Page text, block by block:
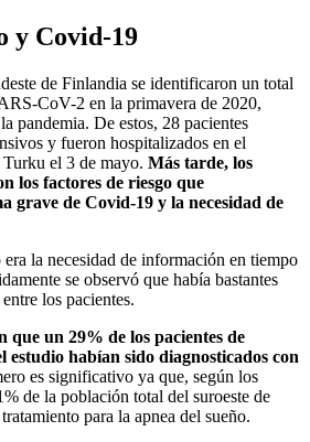
y Covid-19
de Finlandia se identificaron un total
CoV-2 en la primavera de 2020,
pandemia. De estos, 28 pacientes
y fueron hospitalizados en el
el 3 de mayo. Más tarde, los
los factores de riesgo que
grave de Covid-19 y la necesidad de
la necesidad de información en tiempo
se observó que había bastantes
los pacientes.
que un 29% de los pacientes de
estudio habían sido diagnosticados con
es significativo ya que, según los
de la población total del suroeste de
para la apnea del sueño.